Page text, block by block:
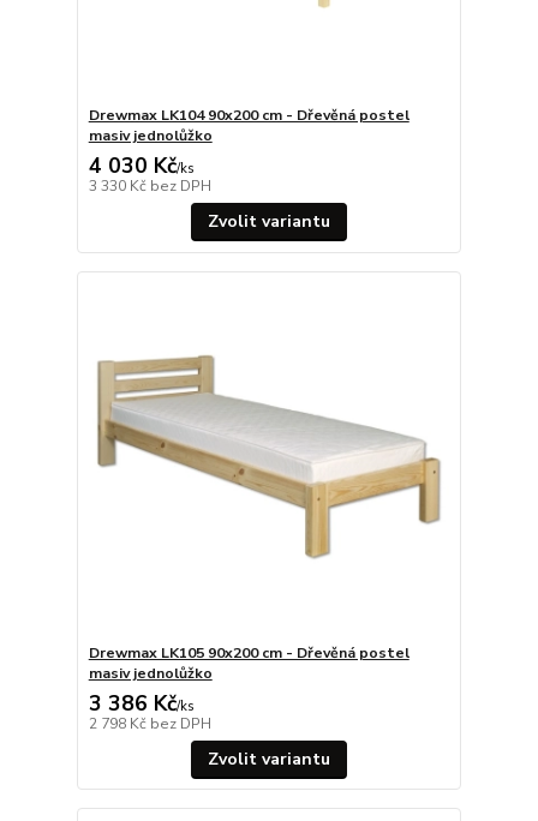
Drewmax LK104 90x200 cm - Dřevěná postel
masiv jednolůžko
4 030 Kč/ks
3 330 Kč bez DPH
Zvolit variantu
Drewmax LK105 90x200 cm - Dřevěná postel
masiv jednolůžko
3 386 Kč/ks
2 798 Kč bez DPH
Zvolit variantu